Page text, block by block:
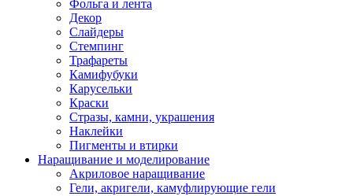
Фольга и лента
Декор
Слайдеры
Стемпинг
Трафареты
Камифубуки
Карусельки
Краски
Стразы, камни, украшения
Наклейки
Пигменты и втирки
Наращивание и моделирование
Акриловое наращивание
Гели, акригели, камуфлирующие гели